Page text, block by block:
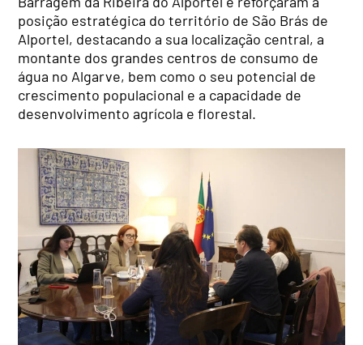
posição estratégica do território de São Brás de
Alportel, destacando a sua localização central, a
montante dos grandes centros de consumo de
água no Algarve, bem como o seu potencial de
crescimento populacional e a capacidade de
desenvolvimento agrícola e florestal.